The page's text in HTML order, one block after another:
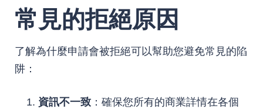
常見的拒絕原因
了解為什麼申請會被拒絕可以幫助您避免常見的陷
阱：
資訊不一致 ：確保您所有的商業詳情在各個